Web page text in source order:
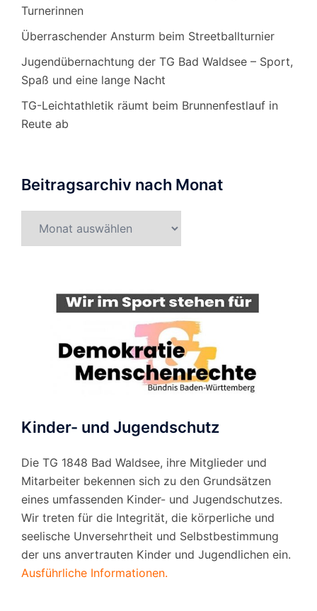
Turnerinnen
Überraschender Ansturm beim Streetballturnier
Jugendübernachtung der TG Bad Waldsee – Sport,
Spaß und eine lange Nacht
TG-Leichtathletik räumt beim Brunnenfestlauf in
Reute ab
Beitragsarchiv nach Monat
nach
Kinder- und Jugendschutz
Die TG 1848 Bad Waldsee, ihre Mitglieder und
Mitarbeiter bekennen sich zu den Grundsätzen
eines umfassenden Kinder- und Jugendschutzes.
Wir treten für die Integrität, die körperliche und
seelische Unversehrtheit und Selbstbestimmung
der uns anvertrauten Kinder und Jugendlichen ein.
Ausführliche Informationen.